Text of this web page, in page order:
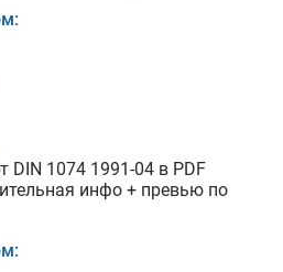
DIN 1074 1991-04 в PDF
инфо + превью по